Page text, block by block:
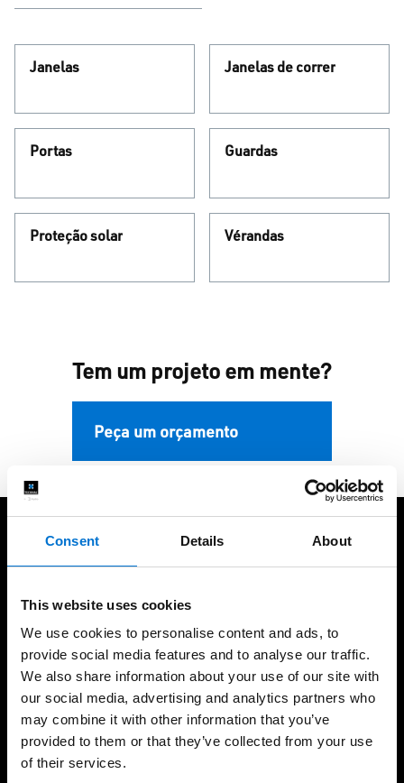
Consent Details About
This website uses cookies
We use cookies to personalise content and ads, to
provide social media features and to analyse our traffic.
We also share information about your use of our site with
our social media, advertising and analytics partners who
may combine it with other information that you’ve
provided to them or that they’ve collected from your use
of their services.
Janelas Janelas de correr
Portas Guardas
Proteção solar Vérandas
Tem um projeto em mente?
Peça um orçamento
Ao seu lado durante o projeto
Mais de 30 industriais da
Rede Aluminier TECHNAL
perto de si
Anos de experiência